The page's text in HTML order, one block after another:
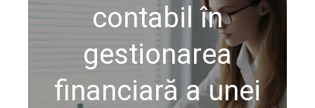
contabil în
gestionarea
financiară a unei